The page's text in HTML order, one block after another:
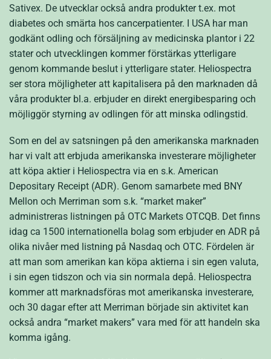
Sativex. De utvecklar också andra produkter t.ex. mot
diabetes och smärta hos cancerpatienter. I USA har man
godkänt odling och försäljning av medicinska plantor i 22
stater och utvecklingen kommer förstärkas ytterligare
genom kommande beslut i ytterligare stater. Heliospectra
ser stora möjligheter att kapitalisera på den marknaden då
våra produkter bl.a. erbjuder en direkt energibesparing och
möjliggör styrning av odlingen för att minska odlingstid.
Som en del av satsningen på den amerikanska marknaden
har vi valt att erbjuda amerikanska investerare möjligheter
att köpa aktier i Heliospectra via en s.k. American
Depositary Receipt (ADR). Genom samarbete med BNY
Mellon och Merriman som s.k. “market maker”
administreras listningen på OTC Markets OTCQB. Det finns
idag ca 1500 internationella bolag som erbjuder en ADR på
olika nivåer med listning på Nasdaq och OTC. Fördelen är
att man som amerikan kan köpa aktierna i sin egen valuta,
i sin egen tidszon och via sin normala depå. Heliospectra
kommer att marknadsföras mot amerikanska investerare,
och 30 dagar efter att Merriman började sin aktivitet kan
också andra “market makers” vara med för att handeln ska
komma igång.